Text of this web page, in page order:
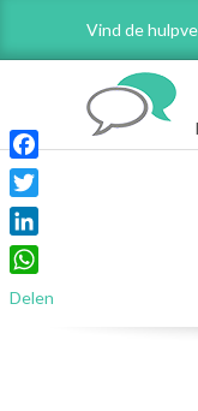
Vind de
Facebook
Twitter
LinkedIn
WhatsApp
Delen